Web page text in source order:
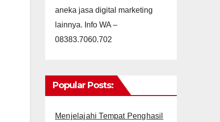
aneka jasa digital marketing
lainnya. Info WA –
08383.7060.702
Popular Posts:
Menjelajahi Tempat Penghasil